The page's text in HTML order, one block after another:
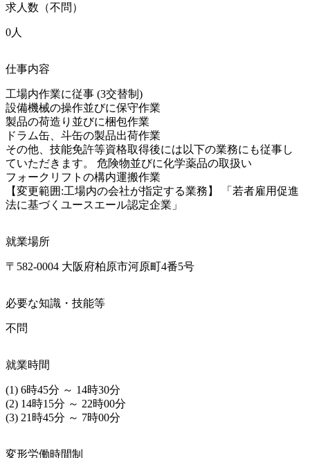
求人数（不問）
0人
仕事内容
工場内作業に従事 (3交替制)
設備機械の操作並びに保守作業
製品の荷造り並びに梱包作業
ドラム缶、斗缶の製品出荷作業
その他、技能免許等資格取得後には以下の業務にも従事し
ていただきます。 危険物並びに化学薬品の取扱い
フォークリフトの構内運搬作業
【変更範囲:工場内の会社が指定する業務】 「若者雇用促進
法に基づくユースエール認定企業」
就業場所
〒582-0004 大阪府柏原市河原町4番5号
必要な知識・技能等
不問
就業時間
(1) 6時45分 ～ 14時30分
(2) 14時15分 ～ 22時00分
(3) 21時45分 ～ 7時00分
変形労働時間制